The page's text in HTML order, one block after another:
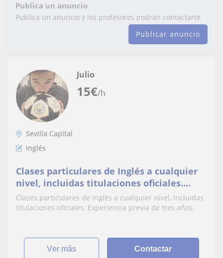
Publica un anuncio
Publica un anuncio y los profesores podrán contactarte
Publicar anuncio
15€/h
Julio
Sevilla Capital
Inglés
Clases particulares de Inglés a cualquier
nivel, incluidas titulaciones oficiales.
Experiencia previa de tres años
Clases particulares de Inglés a cualquier nivel, incluidas
titulaciones oficiales. Experiencia previa de tres años.
ver más Contactar